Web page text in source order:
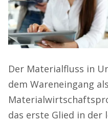
Der Materialfluss in
dem Wareneingang
das erste Glied in der